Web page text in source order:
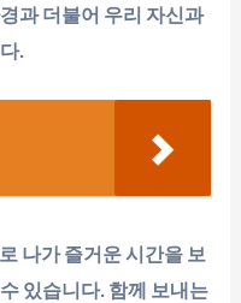
과 더불어 우리 자신과
.
나가 즐거운 시간을 보
있습니다. 함께 보내는